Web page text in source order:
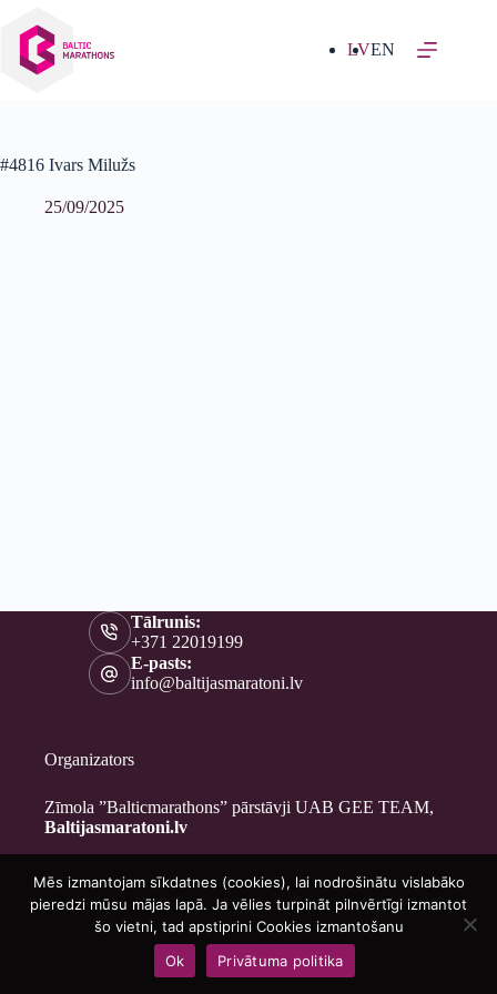
saturu
LVEN
#4816 Ivars Milužs
25/09/2025
Tālrunis:
+371 22019199
E-pasts:
info@baltijasmaratoni.lv
Organizators
Zīmola ”Balticmarathons” pārstāvji UAB GEE TEAM,
Baltijasmaratoni.lv
Kontakti
Par mums
Brīvprātīgajiem
Privātuma politika
Copyright © 2026 - Baltijasmaratoni.lv
Mēs izmantojam sīkdatnes (cookies), lai nodrošinātu vislabāko
pieredzi mūsu mājas lapā. Ja vēlies turpināt pilnvērtīgi izmantot
šo vietni, tad apstiprini Cookies izmantošanu
Ok
Privātuma politika